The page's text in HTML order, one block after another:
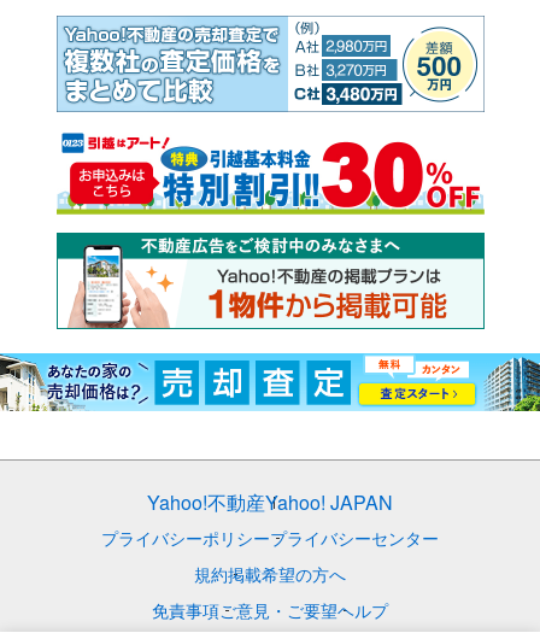
Yahoo!不動産Yahoo! JAPAN
プライバシーポリシープライバシーセンター
規約掲載希望の方へ
免責事項ご意見・ご要望ヘルプ